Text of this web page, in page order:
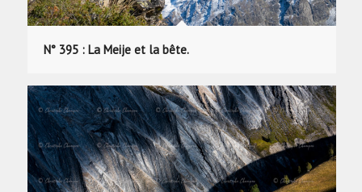
N° 395 : La Meije et la bête.